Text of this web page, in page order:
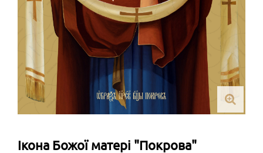
Ікона Божої матері "Покрова"